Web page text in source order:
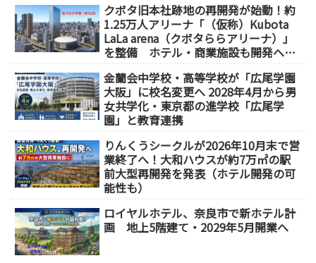
クボタ旧本社跡地の再開発が始動！約
1.25万人アリーナ「（仮称）Kubota
LaLa arena（クボタららアリーナ）」
を整備 ホテル・商業施設も開発へ
金蘭会中学校・高等学校が「広尾学園
大阪」に校名変更へ 2028年4月から男
女共学化・東京都の進学校「広尾学
園」と教育連携
りんくうシークルが2026年10月末で営
業終了へ！大和ハウスが約7万㎡の駅
前大型再開発を発表（ホテル開発の可
能性も）
ロイヤルホテル、奈良市で新ホテル計
画 地上5階建て・2029年5月開業へ